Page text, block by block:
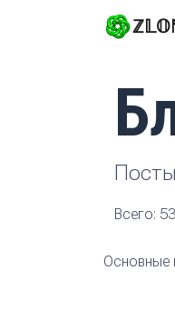
Всего:
Основные